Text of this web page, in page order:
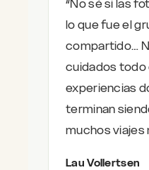
“No sé si las
lo que fue el
compartido…
cuidados todo
experiencias
terminan
muchos viajes
Lau Vollertsen